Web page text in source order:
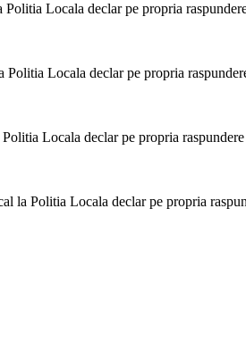
Locala declar pe propria
Locala declar pe propria
Locala declar pe propria
la Politia Locala declar pe propria